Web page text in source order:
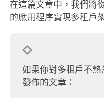
在這篇文章中，我們將
的應用程序實現多租戶
如果你對多租戶不
發佈的文章：